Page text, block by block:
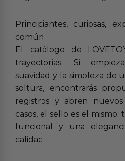
Principiantes, curiosas,
común
El catálogo de
trayectorias. Si
suavidad y la simpleza de
soltura, encontrarás
registros y abren nuevos
casos, el sello es el mismo:
funcional y una
calidad.